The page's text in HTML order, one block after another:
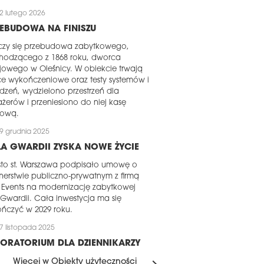
lutego 2026
NA FINISZU
się przebudowa zabytkowego,
z 1868 roku, dworca
w Oleśnicy. W obiekcie trwają
wykończeniowe oraz testy systemów i
wydzielono przestrzeń dla
i przeniesiono do niej kasę
grudnia 2025
GWARDII ZYSKA NOWE ŻYCIE
st. Warszawa podpisało umowę o
publiczno-prywatnym z firmą
Events na modernizację zabytkowej
Cała inwestycja ma się
w 2029 roku.
listopada 2025
DLA DZIENNIKARZY
kamień węgielny pod budowę
Więcej w Obiekty użyteczności